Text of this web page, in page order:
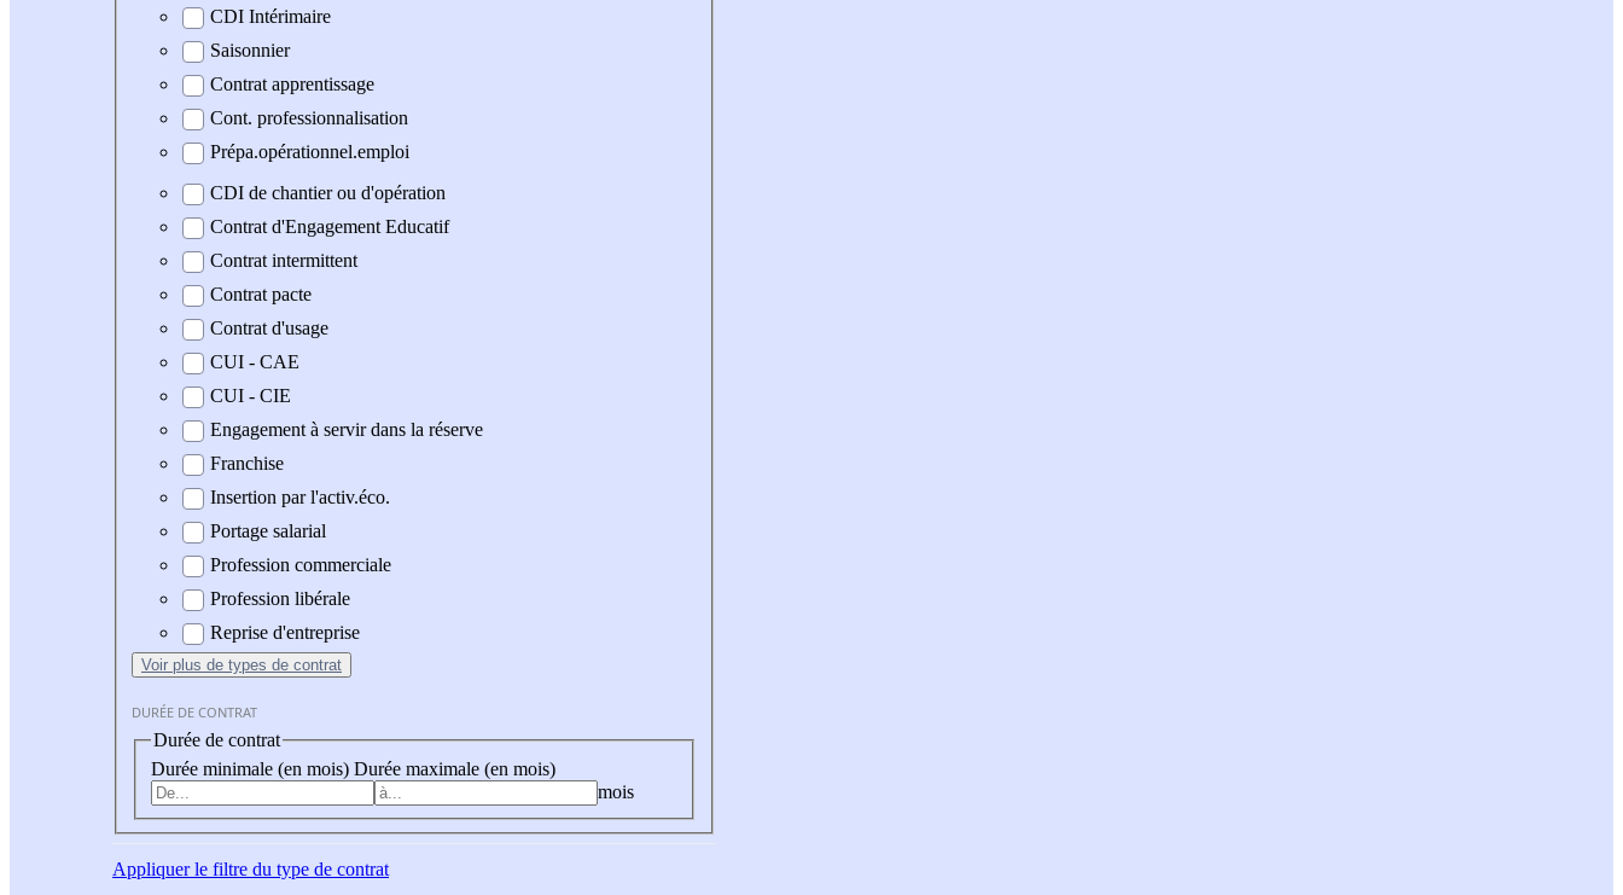
CDI Intérimaire
Saisonnier
Contrat apprentissage
Cont. professionnalisation
Prépa.opérationnel.emploi
CDI de chantier ou d'opération
Contrat d'Engagement Educatif
Contrat intermittent
Contrat pacte
Contrat d'usage
CUI - CAE
CUI - CIE
Engagement à servir dans la réserve
Franchise
Insertion par l'activ.éco.
Portage salarial
Profession commerciale
Profession libérale
Reprise d'entreprise
Voir plus de types de contrat
DURÉE DE CONTRAT
Durée de contrat
Durée minimale (en mois) Durée maximale (en mois)
mois
Appliquerle filtre du type de contrat